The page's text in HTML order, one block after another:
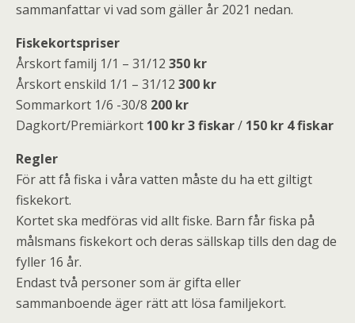
sammanfattar vi vad som gäller år 2021 nedan.
Fiskekortspriser
Årskort familj 1/1 – 31/12 350 kr
Årskort enskild 1/1 – 31/12 300 kr
Sommarkort 1/6 -30/8 200 kr
Dagkort/Premiärkort 100 kr 3 fiskar/ 150 kr 4 fiskar
Regler
För att få fiska i våra vatten måste du ha ett giltigt
fiskekort.
Kortet ska medföras vid allt fiske. Barn får fiska på
målsmans fiskekort och deras sällskap tills den dag de
fyller 16 år.
Endast två personer som är gifta eller
sammanboende äger rätt att lösa familjekort.